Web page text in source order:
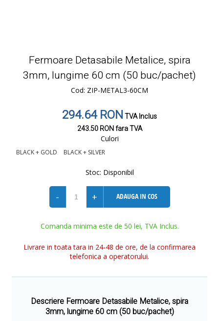
Fermoare Detasabile Metalice, spira
3mm, lungime 60 cm (50 buc/pachet)
Cod: ZIP-METAL3-60CM
294.64 RONTVA Inclus
243.50 RONfara TVA
Culori
BLACK + GOLD BLACK + SILVER
Stoc: Disponibil
- + ADAUGA IN COS
Comanda minima este de 50 lei, TVA Inclus.
Livrare in toata tara in 24-48 de ore, de la confirmarea
telefonica a operatorului.
Descriere Fermoare Detasabile Metalice, spira
3mm, lungime 60 cm (50 buc/pachet)